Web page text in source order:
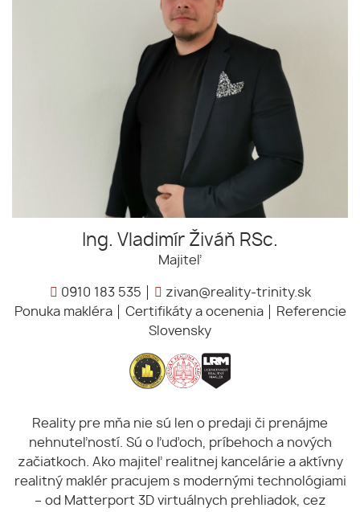
Ing. Vladimír Živáň RSc.
Majiteľ
0910 183 535
zivan@reality-trinity.sk
Ponuka makléra
Certifikáty a ocenenia
Referencie
Slovensky
Reality pre mňa nie sú len o predaji či prenájme
nehnuteľností. Sú o ľuďoch, príbehoch a nových
začiatkoch. Ako majiteľ realitnej kancelárie a aktívny
realitný maklér pracujem s modernými technológiami
– od Matterport 3D virtuálnych prehliadok, cez